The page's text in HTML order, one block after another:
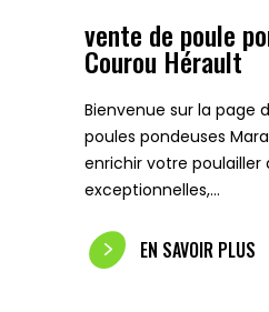
vente de poule
Courou Hérault
Bienvenue sur la page
poules pondeuses
enrichir votre poulailler
exceptionnelles,…
EN SAVOIR PLUS